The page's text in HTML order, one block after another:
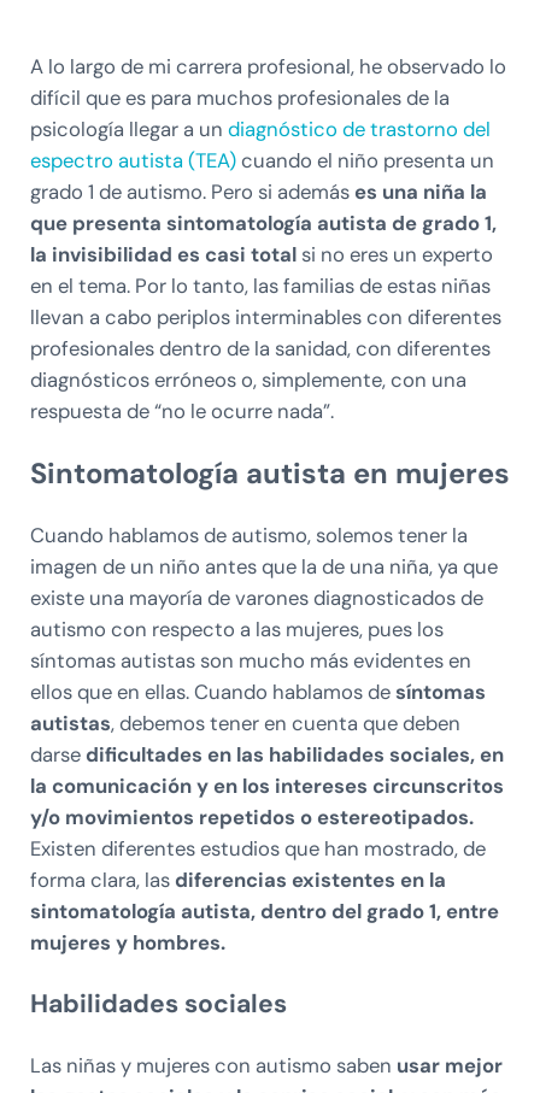
A lo largo de mi carrera profesional, he observado lo
difícil que es para muchos profesionales de la
psicología llegar a un diagnóstico de trastorno del
espectro autista (TEA)cuando el niño presenta un
grado 1 de autismo. Pero si además es una niña la
que presenta sintomatología autista de grado 1,
la invisibilidad es casi total si no eres un experto
en el tema. Por lo tanto, las familias de estas niñas
llevan a cabo periplos interminables con diferentes
profesionales dentro de la sanidad, con diferentes
diagnósticos erróneos o, simplemente, con una
respuesta de “no le ocurre nada”.
Sintomatología autista en mujeres
Cuando hablamos de autismo, solemos tener la
imagen de un niño antes que la de una niña, ya que
existe una mayoría de varones diagnosticados de
autismo con respecto a las mujeres, pues los
síntomas autistas son mucho más evidentes en
ellos que en ellas. Cuando hablamos desíntomas
autistas, debemos tener en cuenta que deben
darse dificultades en las habilidades sociales, en
la comunicación y en los intereses circunscritos
y/o movimientos repetidos o estereotipados.
Existen diferentes estudios que han mostrado, de
forma clara, las diferencias existentes en la
sintomatología autista, dentro del grado 1, entre
mujeres y hombres.
Habilidades sociales
Las niñas y mujeres con autismo saben usar mejor